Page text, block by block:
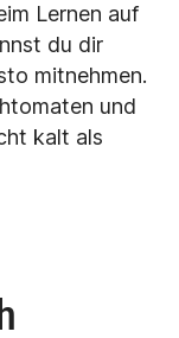
Lernen auf
du dir
mitnehmen.
und
kalt als